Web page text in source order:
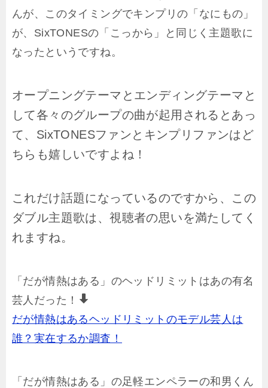
んが、このタイミングでキンプリの「なにもの」
が、SixTONESの「こっから」と同じく主題歌に
なったというですね。
オープニングテーマとエンディングテーマと
して各々のグループの曲が起用されるとあっ
て、SixTONESファンとキンプリファンはど
ちらも嬉しいですよね！
これだけ話題になっているのですから、この
ダブル主題歌は、視聴者の思いを満たしてく
れますね。
「だが情熱はある」のヘッドリミットはあの有名
芸人だった！
だが情熱はあるヘッドリミットのモデル芸人は
誰？実在するか調査！
「だが情熱はある」の足軽エンペラーの和男くん